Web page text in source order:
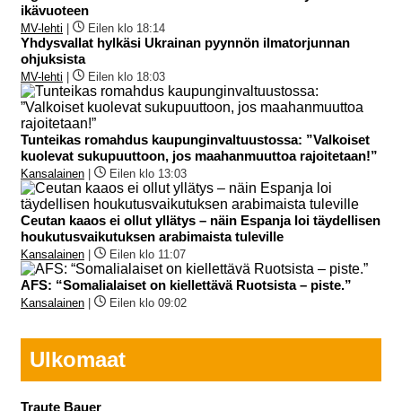
ikävuoteen
MV-lehti Eilen klo 18:14
Yhdysvallat hylkäsi Ukrainan pyynnön ilmatorjunnan
ohjuksista
MV-lehti Eilen klo 18:03
Tunteikas romahdus kaupunginvaltuustossa: ”Valkoiset
kuolevat sukupuuttoon, jos maahanmuuttoa rajoitetaan!”
Kansalainen Eilen klo 13:03
Ceutan kaaos ei ollut yllätys – näin Espanja loi täydellisen
houkutusvaikutuksen arabimaista tuleville
Kansalainen Eilen klo 11:07
AFS: “Somalialaiset on kiellettävä Ruotsista – piste.”
Kansalainen Eilen klo 09:02
Ulkomaat
Traute Bauer